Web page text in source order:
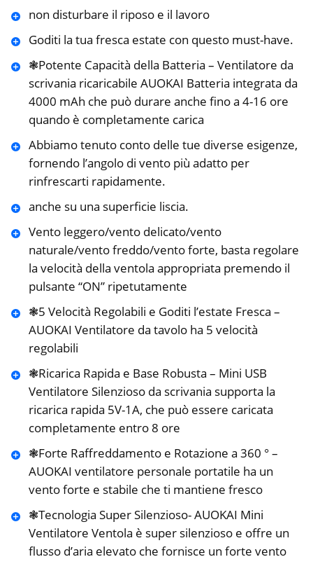
non disturbare il riposo e il lavoro
Goditi la tua fresca estate con questo must-have.
❃Potente Capacità della Batteria – Ventilatore da
scrivania ricaricabile AUOKAI Batteria integrata da
4000 mAh che può durare anche fino a 4-16 ore
quando è completamente carica
Abbiamo tenuto conto delle tue diverse esigenze,
fornendo l’angolo di vento più adatto per
rinfrescarti rapidamente.
anche su una superficie liscia.
Vento leggero/vento delicato/vento
naturale/vento freddo/vento forte, basta regolare
la velocità della ventola appropriata premendo il
pulsante “ON” ripetutamente
❃5 Velocità Regolabili e Goditi l’estate Fresca –
AUOKAI Ventilatore da tavolo ha 5 velocità
regolabili
❃Ricarica Rapida e Base Robusta – Mini USB
Ventilatore Silenzioso da scrivania supporta la
ricarica rapida 5V-1A, che può essere caricata
completamente entro 8 ore
❃Forte Raffreddamento e Rotazione a 360 ° –
AUOKAI ventilatore personale portatile ha un
vento forte e stabile che ti mantiene fresco
❃Tecnologia Super Silenzioso- AUOKAI Mini
Ventilatore Ventola è super silenzioso e offre un
flusso d’aria elevato che fornisce un forte vento